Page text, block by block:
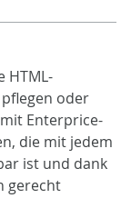
HTML-
oder
Enterprice-
die mit jedem
ist und dank
gerecht